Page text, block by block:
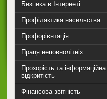
Безпека в Інтернеті
Профілактика насильства
Профорієнтація
Праця неповнолітніх
Прозорість та інформаційна
відкритість
Фінансова звітність